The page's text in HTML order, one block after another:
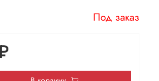
Под заказ